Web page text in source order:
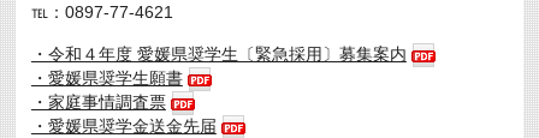
℡：0897-77-4621
・令和４年度 愛媛県奨学生〔緊急採用〕募集案内
・愛媛県奨学生願書
・家庭事情調査票
・愛媛県奨学金送金先届